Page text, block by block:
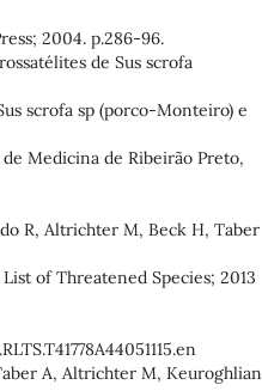
2004. p.286-96.
de Sus scrofa
scrofa sp (porco-Monteiro) e
Medicina de Ribeirão Preto,
R, Altrichter M, Beck H, Taber
of Threatened Species; 2013
A, Altrichter M, Keuroghlian